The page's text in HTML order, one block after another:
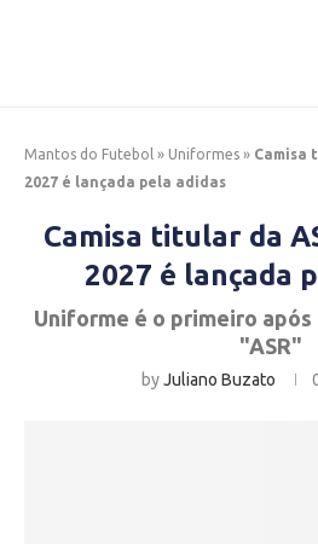
Mantos do Futebol » Uniformes » Camisa
2027 é lançada pela adidas
Camisa titular da
2027 é lançada
Uniforme é o primeiro
"ASR"
byJuliano Buzato